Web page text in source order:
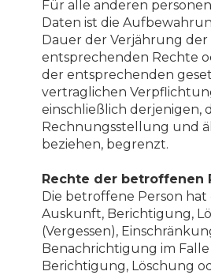
Für alle anderen
Daten ist die
Dauer der Verjährung der
entsprechenden Rechte
der entsprechenden
vertraglichen
einschließlich derjenigen,
Rechnungsstellung und
beziehen, begrenzt.
Rechte der betroffenen
Die betroffene Person hat
Auskunft, Berichtigung,
(Vergessen),
Benachrichtigung im
Berichtigung, Löschung